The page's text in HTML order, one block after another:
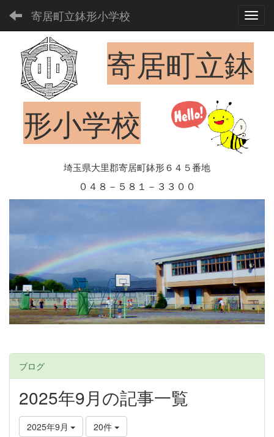
寄居町立鉢形小学校
寄居町立鉢
形小学校
埼玉県大里郡寄居町鉢形６４５番地
０４８－５８１－３３００
ブログ
2025年9月の記事一覧
2025年9月 20件